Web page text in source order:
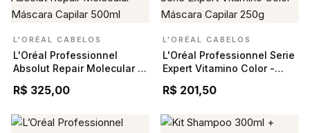
L'ORÉAL CABELOS
L'Oréal Professionnel
Absolut Repair Molecular -
R$ 325,00
L'ORÉAL CABELOS
L'Oréal Professionnel Serie
Expert Vitamino Color -
R$ 201,50